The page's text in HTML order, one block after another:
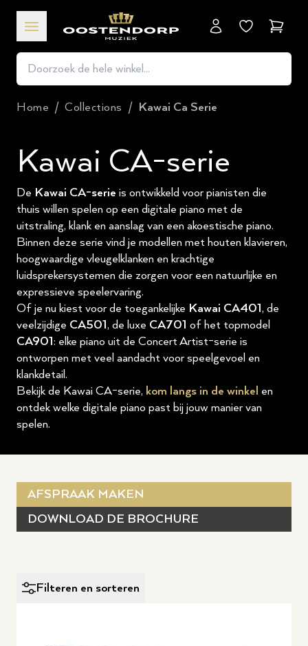
Home / Collections / Kawai Ca Serie
Kawai CA-serie
De Kawai CA-serie is ontwikkeld voor pianisten die
thuis willen spelen op een digitale piano met de
uitstraling, klank en aanslag van een akoestische piano.
Binnen deze serie vind je modellen met houten klavieren,
hoogwaardige vleugelklanken en krachtige
luidsprekersystemen die zorgen voor een natuurlijke en
expressieve speelervaring.
Of je nu kiest voor de toegankelijke Kawai CA401, de
veelzijdige CA501, de luxe CA701 of het topmodel
CA901: elke piano uit de Concert Artist-serie is
ontworpen met veel aandacht voor speelgevoel en
klankdetail.
Bekijk de Kawai CA-serie, kom langs in de winkel en
ontdek welke digitale piano past bij jouw manier van
spelen.
AFSPRAAK MAKEN
DOWNLOAD DE BROCHURE
Filteren en sorteren